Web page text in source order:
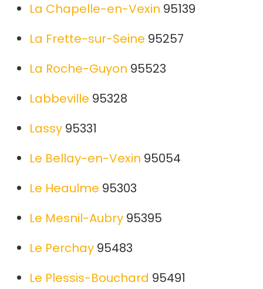
La Chapelle-en-Vexin 95139
La Frette-sur-Seine 95257
La Roche-Guyon 95523
Labbeville 95328
Lassy 95331
Le Bellay-en-Vexin 95054
Le Heaulme 95303
Le Mesnil-Aubry 95395
Le Perchay 95483
Le Plessis-Bouchard 95491